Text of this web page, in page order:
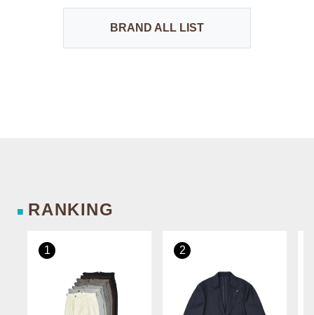
BRAND ALL LIST
■ RANKING
1 2